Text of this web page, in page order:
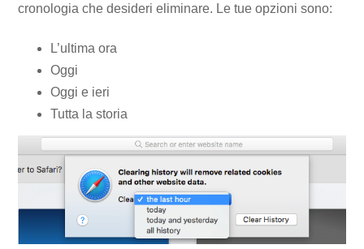
cronologia che desideri eliminare. Le tue opzioni sono:
L’ultima ora
Oggi
Oggi e ieri
Tutta la storia